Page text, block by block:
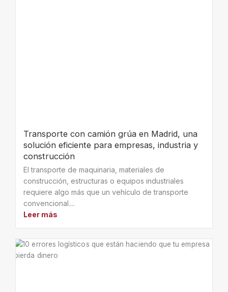
Transporte con camión grúa en Madrid, una
solución eficiente para empresas, industria y
construcción
El transporte de maquinaria, materiales de
construcción, estructuras o equipos industriales
requiere algo más que un vehículo de transporte
convencional....
Leer más